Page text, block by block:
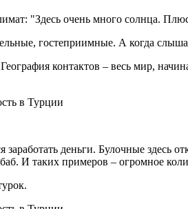
"Здесь очень много солнца.
гостеприимные. А когда
контактов – весь мир,
деньги. Булочные
И таких примеров – огромное